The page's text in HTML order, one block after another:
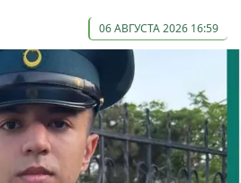
06 АВГУСТА 2026 16:59